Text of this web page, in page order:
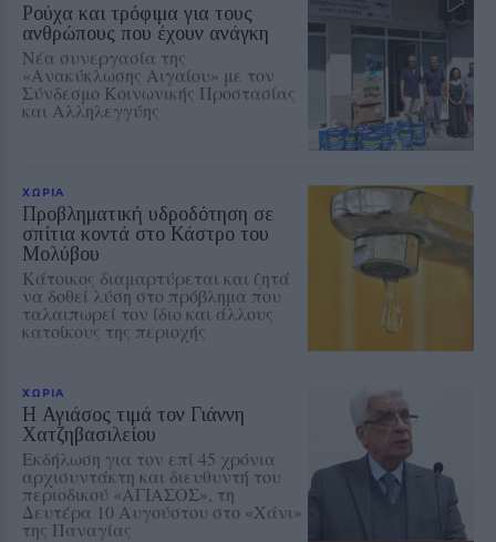
Ρούχα και τρόφιμα για τους
ανθρώπους που έχουν ανάγκη
Νέα συνεργασία της
«Ανακύκλωσης Αιγαίου» με τον
Σύνδεσμο Κοινωνικής Προστασίας
και Αλληλεγγύης
ΧΩΡΙΑ
Προβληματική υδροδότηση σε
σπίτια κοντά στο Κάστρο του
Μολύβου
Κάτοικος διαμαρτύρεται και ζητά
να δοθεί λύση στο πρόβλημα που
ταλαιπωρεί τον ίδιο και άλλους
κατοίκους της περιοχής
ΧΩΡΙΑ
Η Αγιάσος τιμά τον Γιάννη
Χατζηβασιλείου
Εκδήλωση για τον επί 45 χρόνια
αρχισυντάκτη και διευθυντή του
περιοδικού «ΑΓΙΑΣΟΣ», τη
Δευτέρα 10 Αυγούστου στο «Χάνι»
της Παναγίας